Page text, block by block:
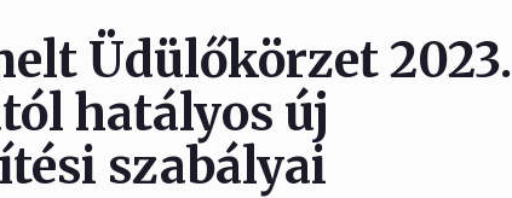
Üdülőkörzet 2023.
hatályos új
szabályai